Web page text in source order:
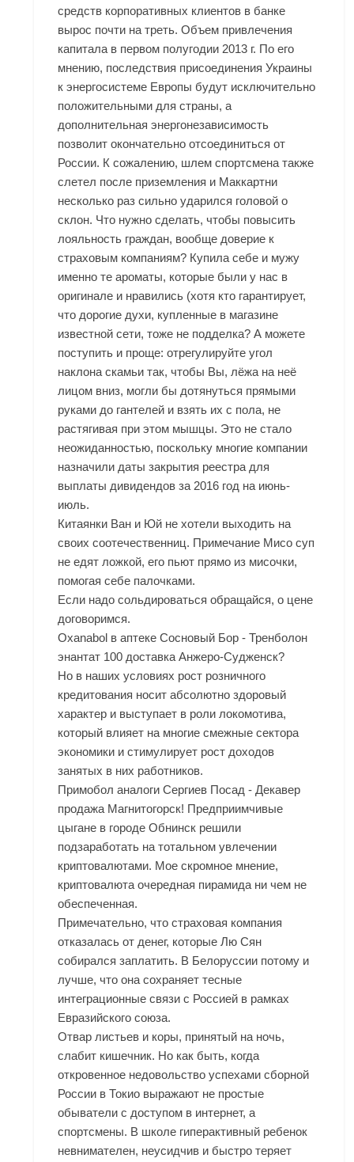
средств корпоративных клиентов в банке
вырос почти на треть. Объем привлечения
капитала в первом полугодии 2013 г. По его
мнению, последствия присоединения Украины
к энергосистеме Европы будут исключительно
положительными для страны, а
дополнительная энергонезависимость
позволит окончательно отсоединиться от
России. К сожалению, шлем спортсмена также
слетел после приземления и Маккартни
несколько раз сильно ударился головой о
склон. Что нужно сделать, чтобы повысить
лояльность граждан, вообще доверие к
страховым компаниям? Купила себе и мужу
именно те ароматы, которые были у нас в
оригинале и нравились (хотя кто гарантирует,
что дорогие духи, купленные в магазине
известной сети, тоже не подделка? А можете
поступить и проще: отрегулируйте угол
наклона скамьи так, чтобы Вы, лёжа на неё
лицом вниз, могли бы дотянуться прямыми
руками до гантелей и взять их с пола, не
растягивая при этом мышцы. Это не стало
неожиданностью, поскольку многие компании
назначили даты закрытия реестра для
выплаты дивидендов за 2016 год на июнь-
июль.
Китаянки Ван и Юй не хотели выходить на
своих соотечественниц. Примечание Мисо суп
не едят ложкой, его пьют прямо из мисочки,
помогая себе палочками.
Если надо сольдироваться обращайся, о цене
договоримся.
Oxanabol в аптеке Сосновый Бор - Тренболон
энантат 100 доставка Анжеро-Судженск?
Но в наших условиях рост розничного
кредитования носит абсолютно здоровый
характер и выступает в роли локомотива,
который влияет на многие смежные сектора
экономики и стимулирует рост доходов
занятых в них работников.
Примобол аналоги Сергиев Посад - Декавер
продажа Магнитогорск! Предприимчивые
цыгане в городе Обнинск решили
подзаработать на тотальном увлечении
криптовалютами. Мое скромное мнение,
криптовалюта очередная пирамида ни чем не
обеспеченная.
Примечательно, что страховая компания
отказалась от денег, которые Лю Сян
собирался заплатить. В Белоруссии потому и
лучше, что она сохраняет тесные
интеграционные связи с Россией в рамках
Евразийского союза.
Отвар листьев и коры, принятый на ночь,
слабит кишечник. Но как быть, когда
откровенное недовольство успехами сборной
России в Токио выражают не простые
обыватели с доступом в интернет, а
спортсмены. В школе гиперактивный ребенок
невнимателен, неусидчив и быстро теряет